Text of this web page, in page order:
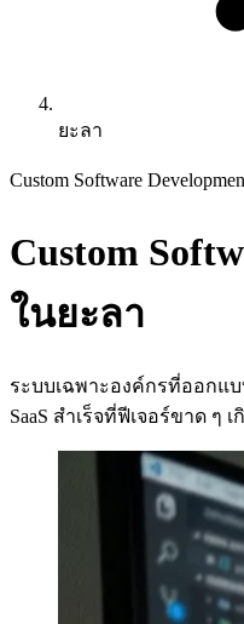
ยะลา
Custom Software
Custom
ในยะลา
ระบบเฉพาะองค์กรที่ออกแ
SaaS สำเร็จที่ฟีเจอร์ขาด ๆ เ